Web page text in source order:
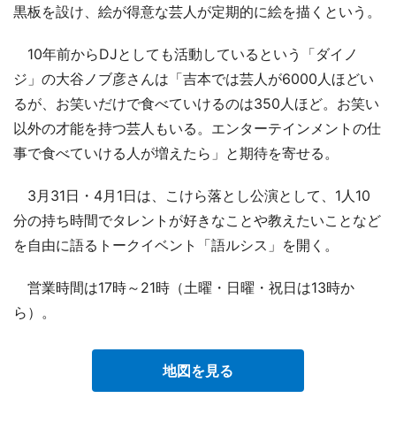
黒板を設け、絵が得意な芸人が定期的に絵を描くという。
10年前からDJとしても活動しているという「ダイノ
ジ」の大谷ノブ彦さんは「吉本では芸人が6000人ほどい
るが、お笑いだけで食べていけるのは350人ほど。お笑い
以外の才能を持つ芸人もいる。エンターテインメントの仕
事で食べていける人が増えたら」と期待を寄せる。
3月31日・4月1日は、こけら落とし公演として、1人10
分の持ち時間でタレントが好きなことや教えたいことなど
を自由に語るトークイベント「語ルシス」を開く。
営業時間は17時～21時（土曜・日曜・祝日は13時か
ら）。
地図を見る